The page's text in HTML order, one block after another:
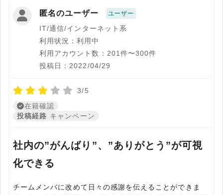
匿名のユーザー ユーザー
IT/通信/インターネット系
利用状況：利用中
利用アカウント数：201件〜300件
投稿日：2022/04/29
3/5
在籍確認
投稿経路 キャンペーン
社内の”がんばり”、”ありがとう”が可視
化できる
チームメンバに改めて日々の感謝を伝えることができま